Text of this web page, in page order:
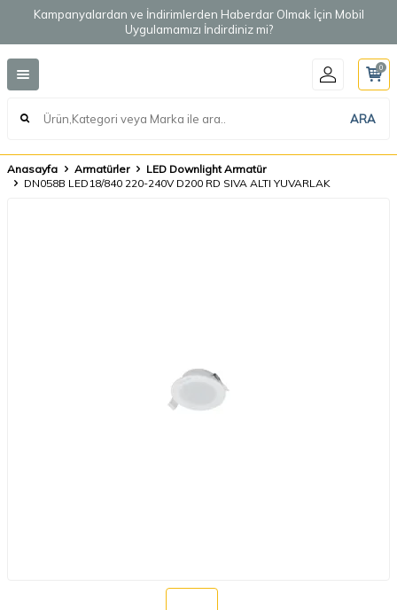
Kampanyalardan ve İndirimlerden Haberdar Olmak İçin Mobil
Uygulamamızı İndirdiniz mi?
ARA
0
Anasayfa Armatürler
LED Downlight Armatür
DN058B LED18/840 220-240V D200 RD SIVA ALTI YUVARLAK